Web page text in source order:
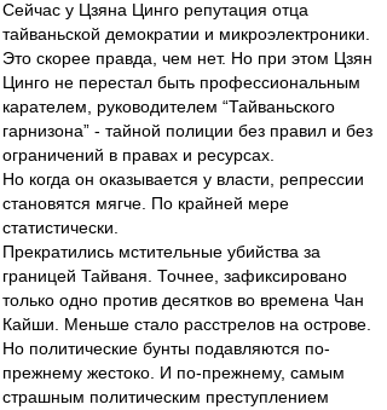
Сейчас у Цзяна Цинго репутация отца
тайваньской демократии и микроэлектроники.
Это скорее правда, чем нет. Но при этом Цзян
Цинго не перестал быть профессиональным
карателем, руководителем “Тайваньского
гарнизона” - тайной полиции без правил и без
ограничений в правах и ресурсах.
Но когда он оказывается у власти, репрессии
становятся мягче. По крайней мере
статистически.
Прекратились мстительные убийства за
границей Тайваня. Точнее, зафиксировано
только одно против десятков во времена Чан
Кайши. Меньше стало расстрелов на острове.
Но политические бунты подавляются по-
прежнему жестоко. И по-прежнему, самым
страшным политическим преступлением